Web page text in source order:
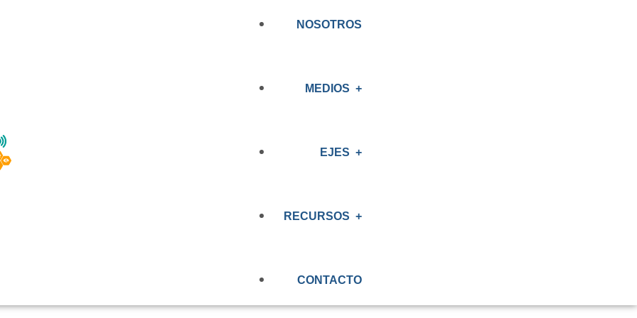
NOSOTROS
MEDIOS
PRENSA
EJES
OBSERVATORIO
RECURSOS
EVALUACIÓN RENAL
CONTACTO
A LAS PERSONAS
CONOCE LOS
BIOBÍO